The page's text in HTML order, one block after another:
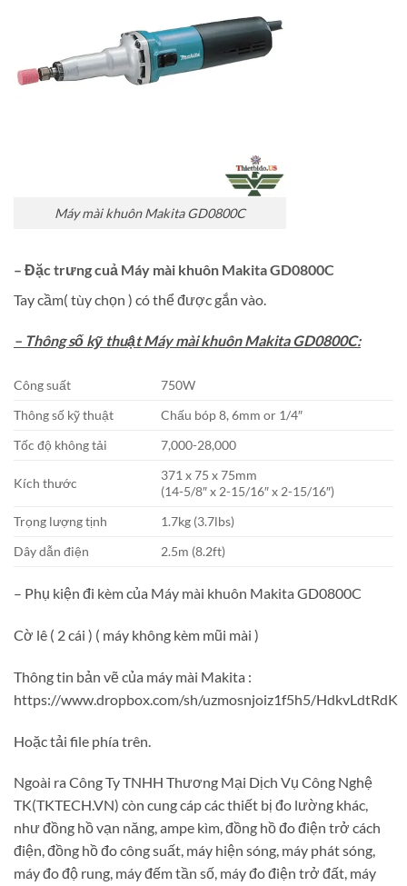
Máy mài khuôn Makita GD0800C
– Đặc trưng cuả Máy mài khuôn Makita GD0800C
Tay cầm( tùy chọn ) có thể được gắn vào.
– Thông số kỹ thuật Máy mài khuôn Makita GD0800C:
Công suất
750W
Thông số kỹ thuật
Chấu bóp 8, 6mm or 1/4″
Tốc độ không tải
7,000-28,000
Kích thước
371 x 75 x 75mm
(14-5/8″ x 2-15/16″ x 2-15/16″)
Trọng lượng tịnh
1.7kg (3.7lbs)
Dây dẫn điện
2.5m (8.2ft)
– Phụ kiện đi kèm của Máy mài khuôn Makita GD0800C
Cờ lê ( 2 cái ) ( máy không kèm mũi mài )
Thông tin bản vẽ của máy mài Makita :
https://www.dropbox.com/sh/uzmosnjoiz1f5h5/HdkvLdtRdK
Hoặc tải file phía trên.
Ngoài ra Công Ty TNHH Thương Mại Dịch Vụ Công Nghệ
TK(TKTECH.VN) còn cung cáp các thiết bị đo lường khác,
như đồng hồ vạn năng, ampe kìm, đồng hồ đo điện trở cách
điện, đồng hồ đo công suất, máy hiện sóng, máy phát sóng,
máy đo độ rung, máy đếm tần số, máy đo điện trở đất, máy